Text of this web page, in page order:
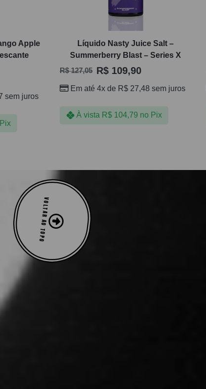
Apple
sem juros
Líquido Nasty Juice Salt –
Summerberry Blast – Series X
R$127,05 R$109,90
Em até 4x de R$27,48 sem juros
À vista R$104,79 no Pix
VOLTAR AO TOPO